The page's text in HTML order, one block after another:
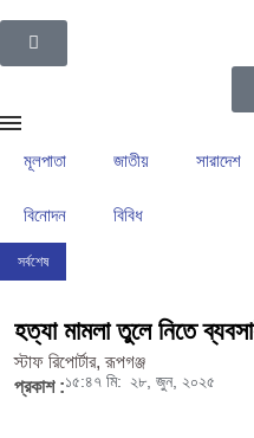
মূলপাতা জাতীয় সারাদেশ
বিনোদন বিবিধ
সর্বশেষ
হত্যা মামলা তুলে নিতে
স্টাফ রিপোর্টার, রূপগঞ্জ
প্রকাশ :১৫:৪৭ মি: ২৮, জুন, ২০২৫